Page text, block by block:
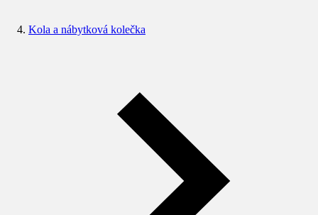
Kola a nábytková kolečka